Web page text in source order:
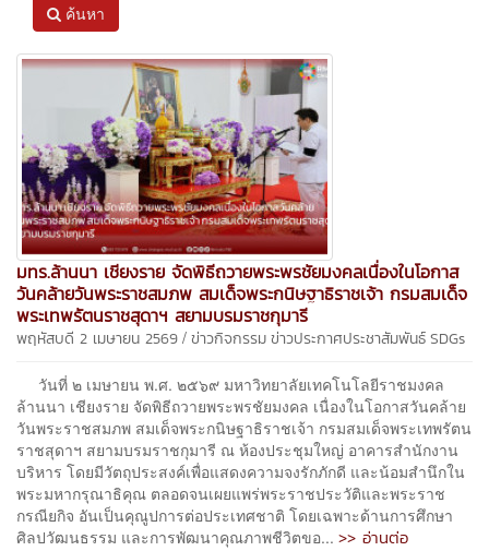
ค้นหา
มทร.ล้านนา เชียงราย จัดพิธีถวายพระพรชัยมงคลเนื่องในโอกาส
วันคล้ายวันพระราชสมภพ สมเด็จพระกนิษฐาธิราชเจ้า กรมสมเด็จ
พระเทพรัตนราชสุดาฯ สยามบรมราชกุมารี
พฤหัสบดี 2 เมษายน 2569 / ข่าวกิจกรรมข่าวประกาศประชาสัมพันธ์SDGs
วันที่ ๒ เมษายน พ.ศ. ๒๕๖๙ มหาวิทยาลัยเทคโนโลยีราชมงคล
ล้านนา เชียงราย จัดพิธีถวายพระพรชัยมงคล เนื่องในโอกาสวันคล้าย
วันพระราชสมภพ สมเด็จพระกนิษฐาธิราชเจ้า กรมสมเด็จพระเทพรัตน
ราชสุดาฯ สยามบรมราชกุมารี ณ ห้องประชุมใหญ่ อาคารสำนักงาน
บริหาร โดยมีวัตถุประสงค์เพื่อแสดงความจงรักภักดี และน้อมสำนึกใน
พระมหากรุณาธิคุณ ตลอดจนเผยแพร่พระราชประวัติและพระราช
กรณียกิจ อันเป็นคุณูปการต่อประเทศชาติ โดยเฉพาะด้านการศึกษา
ศิลปวัฒนธรรม และการพัฒนาคุณภาพชีวิตขอ... >> อ่านต่อ